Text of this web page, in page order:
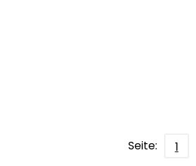
Seite: 1